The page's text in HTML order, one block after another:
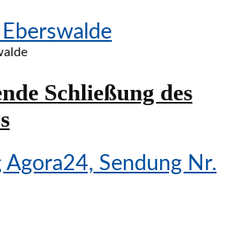
Schließung des